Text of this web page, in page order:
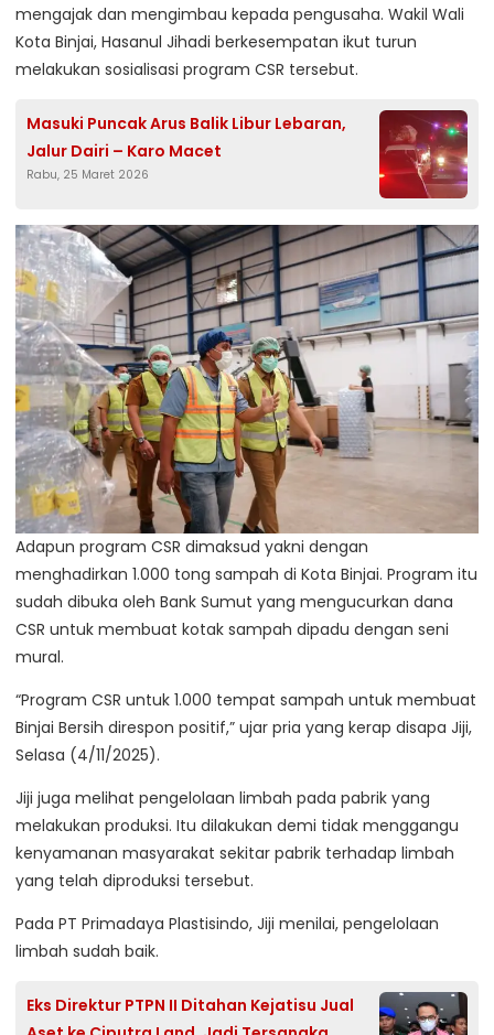
mengajak dan mengimbau kepada pengusaha. Wakil Wali
Kota Binjai, Hasanul Jihadi berkesempatan ikut turun
melakukan sosialisasi program CSR tersebut.
Masuki Puncak Arus Balik Libur Lebaran,
Jalur Dairi – Karo Macet
Rabu, 25 Maret 2026
Adapun program CSR dimaksud yakni dengan
menghadirkan 1.000 tong sampah di Kota Binjai. Program itu
sudah dibuka oleh Bank Sumut yang mengucurkan dana
CSR untuk membuat kotak sampah dipadu dengan seni
mural.
“Program CSR untuk 1.000 tempat sampah untuk membuat
Binjai Bersih direspon positif,” ujar pria yang kerap disapa Jiji,
Selasa (4/11/2025).
Jiji juga melihat pengelolaan limbah pada pabrik yang
melakukan produksi. Itu dilakukan demi tidak menggangu
kenyamanan masyarakat sekitar pabrik terhadap limbah
yang telah diproduksi tersebut.
Pada PT Primadaya Plastisindo, Jiji menilai, pengelolaan
limbah sudah baik.
Eks Direktur PTPN II Ditahan Kejatisu Jual